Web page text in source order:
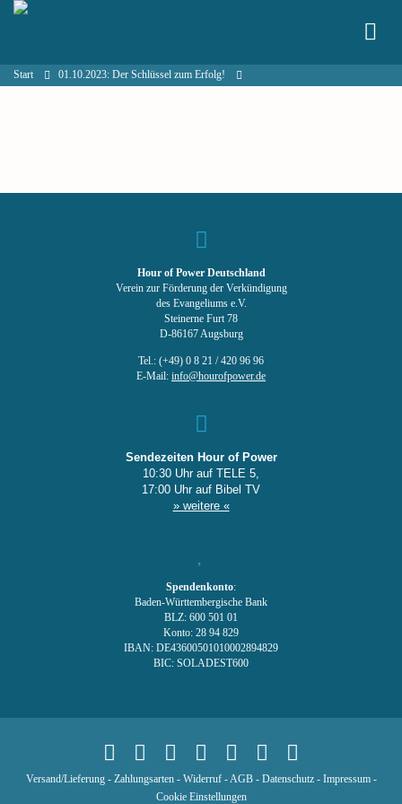
Start 01.10.2023: Der Schlüssel zum Erfolg!
Hour of Power Deutschland
Verein zur Förderung der Verkündigung
des Evangeliums e.V.
Steinerne Furt 78
D-86167 Augsburg
Tel.: (+49) 0 8 21 / 420 96 96
E-Mail: info@hourofpower.de
Sendezeiten Hour of Power
10:30 Uhr auf TELE 5,
17:00 Uhr auf Bibel TV
» weitere «
Spendenkonto:
Baden-Württembergische Bank
BLZ: 600 501 01
Konto: 28 94 829
IBAN: DE43600501010002894829
BIC: SOLADEST600
Versand/Lieferung- Zahlungsarten- Widerruf-AGB- Datenschutz- Impressum-
Cookie Einstellungen